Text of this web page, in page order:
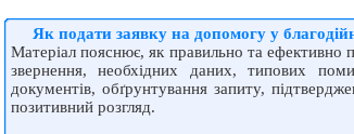
Як подати заявку на допомогу у
Матеріал пояснює, як правильно та ефективно
звернення, необхідних даних, типових
документів, обґрунтування запиту,
позитивний розгляд.